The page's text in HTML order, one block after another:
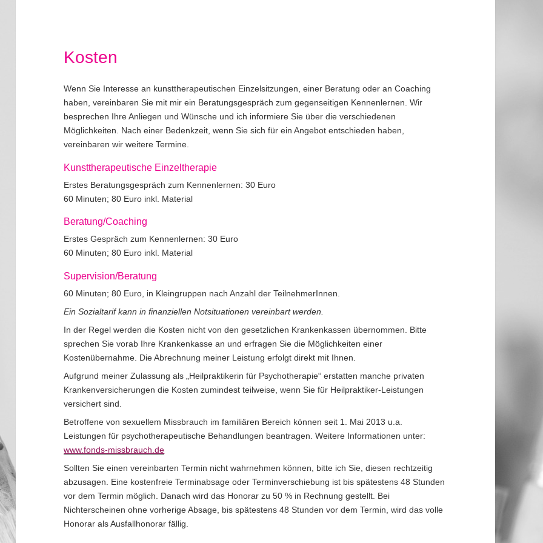
Kosten
Wenn Sie Interesse an kunsttherapeutischen Einzelsitzungen, einer Beratung oder an Coaching
haben, vereinbaren Sie mit mir ein Beratungsgespräch zum gegenseitigen Kennenlernen. Wir
besprechen Ihre Anliegen und Wünsche und ich informiere Sie über die verschiedenen
Möglichkeiten. Nach einer Bedenkzeit, wenn Sie sich für ein Angebot entschieden haben,
vereinbaren wir weitere Termine.
Kunsttherapeutische Einzeltherapie
Erstes Beratungsgespräch zum Kennenlernen: 30 Euro
60 Minuten; 80 Euro inkl. Material
Beratung/Coaching
Erstes Gespräch zum Kennenlernen: 30 Euro
60 Minuten; 80 Euro inkl. Material
Supervision/Beratung
60 Minuten; 80 Euro, in Kleingruppen nach Anzahl der TeilnehmerInnen.
Ein Sozialtarif kann in finanziellen Notsituationen vereinbart werden.
In der Regel werden die Kosten nicht von den gesetzlichen Krankenkassen übernommen. Bitte
sprechen Sie vorab Ihre Krankenkasse an und erfragen Sie die Möglichkeiten einer
Kostenübernahme. Die Abrechnung meiner Leistung erfolgt direkt mit Ihnen.
Aufgrund meiner Zulassung als „Heilpraktikerin für Psychotherapie“ erstatten manche privaten
Krankenversicherungen die Kosten zumindest teilweise, wenn Sie für Heilpraktiker-Leistungen
versichert sind.
Betroffene von sexuellem Missbrauch im familiären Bereich können seit 1. Mai 2013 u.a.
Leistungen für psychotherapeutische Behandlungen beantragen. Weitere Informationen unter:
www.fonds-missbrauch.de
Sollten Sie einen vereinbarten Termin nicht wahrnehmen können, bitte ich Sie, diesen rechtzeitig
abzusagen. Eine kostenfreie Terminabsage oder Terminverschiebung ist bis spätestens 48 Stunden
vor dem Termin möglich. Danach wird das Honorar zu 50 % in Rechnung gestellt. Bei
Nichterscheinen ohne vorherige Absage, bis spätestens 48 Stunden vor dem Termin, wird das volle
Honorar als Ausfallhonorar fällig.